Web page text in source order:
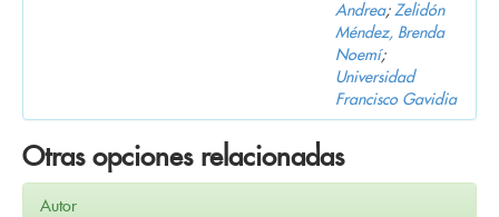
Andrea; Zelidón
Méndez, Brenda
Noemí;
Universidad
Francisco Gavidia
Otras opciones relacionadas
Autor